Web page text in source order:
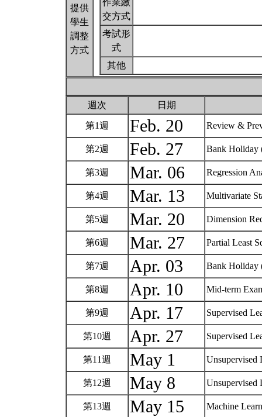
提供
學生
調整
方式
作業繳
交方式
考試形
式
其他
週次 日期
第1週 Feb. 20 Review &
第2週 Feb. 27 Bank Holiday
第3週 Mar. 06 Regression
第4週 Mar. 13 Multivariate
第5週 Mar. 20 Dimension
第6週 Mar. 27 Partial Least
第7週 Apr. 03 Bank Holiday
第8週 Apr. 10 Mid-term
第9週 Apr. 17 Supervised
第10週 Apr. 27 Supervised
第11週 May 1
第12週 May 8
第13週 May 15 Machine